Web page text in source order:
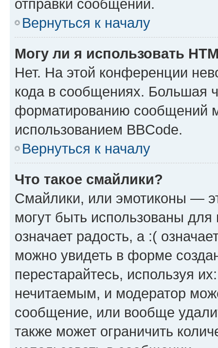
отправки сообщений.
Вернуться к началу
Могу ли я использовать
Нет. На этой конференции
кода в сообщениях. Большая
форматированию сообщений
использованием BBCode.
Вернуться к началу
Что такое смайлики?
Смайлики, или эмотиконы —
могут быть использованы
означает радость, а :(
можно увидеть в форме
перестарайтесь, используя
нечитаемым, и модератор
сообщение, или вообще
также может ограничить